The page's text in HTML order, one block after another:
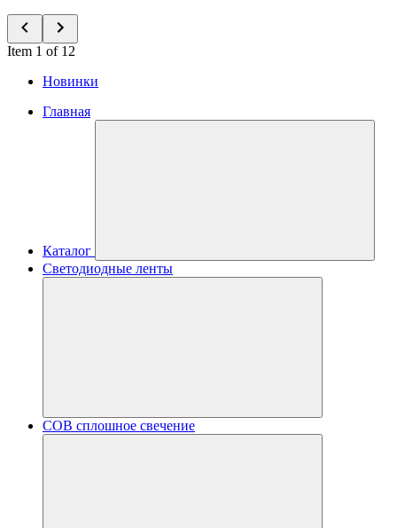
Item 1 of 12
Новинки
Главная
Каталог
Светодиодные ленты
COB сплошное свечение